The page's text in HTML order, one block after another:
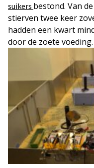
suikers bestond. Van
stierven twee keer
hadden een kwart
door de zoete voeding.